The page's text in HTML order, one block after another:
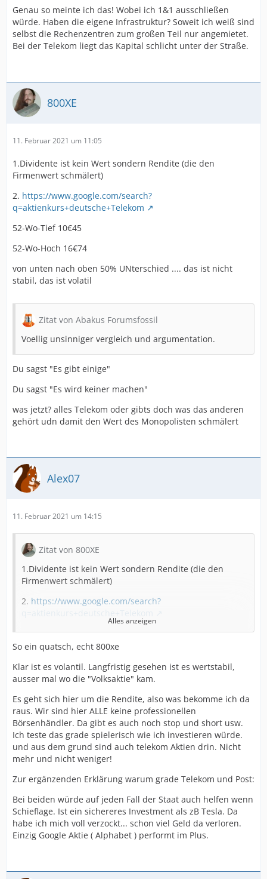
Genau so meinte ich das! Wobei ich 1&1 ausschließen
würde. Haben die eigene Infrastruktur? Soweit ich weiß sind
selbst die Rechenzentren zum großen Teil nur angemietet.
Bei der Telekom liegt das Kapital schlicht unter der Straße.
800XE
11. Februar 2021 um 11:05
1.Dividente ist kein Wert sondern Rendite (die den
Firmenwert schmälert)
2. https://www.google.com/search?
q=aktienkurs+deutsche+Telekom
52-Wo-Tief 10€45
52-Wo-Hoch 16€74
von unten nach oben 50% UNterschied .... das ist nicht
stabil, das ist volatil
Zitat von Abakus Forumsfossil
Voellig unsinniger vergleich und argumentation.
Du sagst "Es gibt einige"
Du sagst "Es wird keiner machen"
was jetzt? alles Telekom oder gibts doch was das anderen
gehört udn damit den Wert des Monopolisten schmälert
Alex07
11. Februar 2021 um 14:15
Zitat von 800XE
1.Dividente ist kein Wert sondern Rendite (die den
Firmenwert schmälert)
2. https://www.google.com/search?
52-Wo-Tief 10€45
52-Wo-Hoch 16€74
von unten nach oben 50% UNterschied .... das ist nicht
Du sagst "Es gibt einige"
Du sagst "Es wird keiner machen"
was jetzt? alles Telekom oder gibts doch was das
anderen gehört udn damit den Wert des Monopolisten
Alles anzeigen
So ein quatsch, echt 800xe
Klar ist es volantil. Langfristig gesehen ist es wertstabil,
ausser mal wo die "Volksaktie" kam.
Es geht sich hier um die Rendite, also was bekomme ich da
raus. Wir sind hier ALLE keine professionellen
Börsenhändler. Da gibt es auch noch stop und short usw.
Ich teste das grade spielerisch wie ich investieren würde.
und aus dem grund sind auch telekom Aktien drin. Nicht
mehr und nicht weniger!
Zur ergänzenden Erklärung warum grade Telekom und Post:
Bei beiden würde auf jeden Fall der Staat auch helfen wenn
Schieflage. Ist ein sichereres Investment als zB Tesla. Da
habe ich mich voll verzockt... schon viel Geld da verloren.
Einzig Google Aktie ( Alphabet ) performt im Plus.